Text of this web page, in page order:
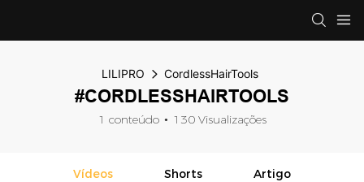
LILIPRO CordlessHairTools
#CORDLESSHAIRTOOLS
1 conteúdo 130 Visualizações
Vídeos Shorts Artigo